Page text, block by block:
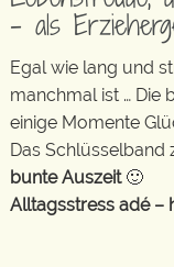
– als
Egal wie lang und
manchmal ist … Die
einige Momente
Das Schlüsselband
bunte Auszeit🙂
Alltagsstress adé –